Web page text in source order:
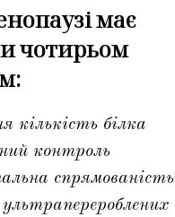
має
чотирьом
кількість білка
контроль
спрямованість